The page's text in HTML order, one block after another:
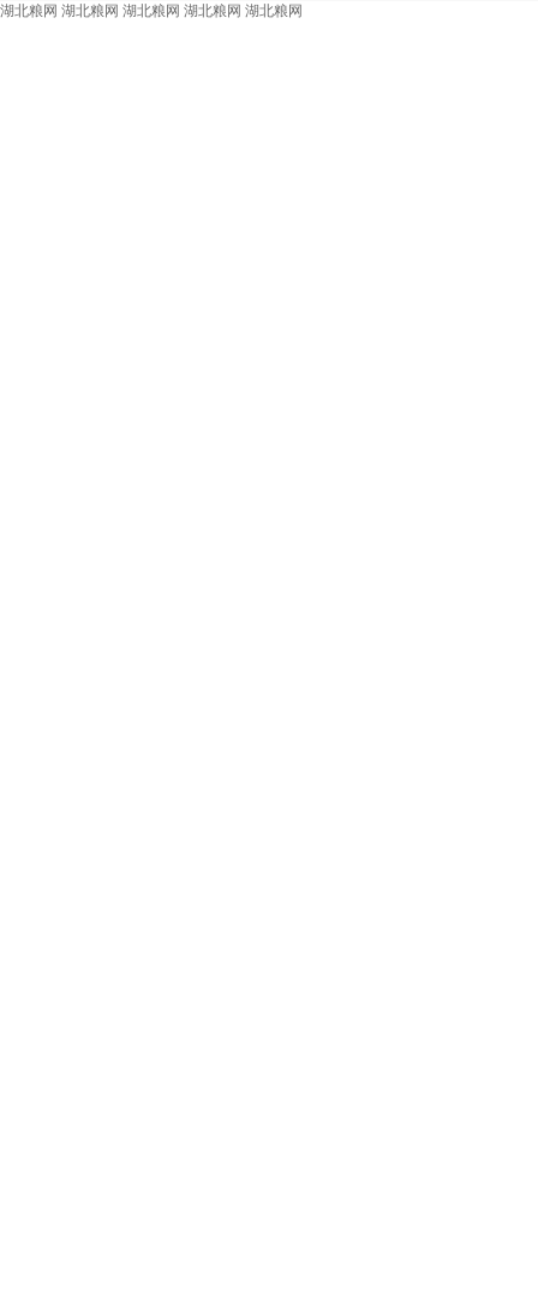
湖北粮网 湖北粮网 湖北粮网 湖北粮网 湖北粮网